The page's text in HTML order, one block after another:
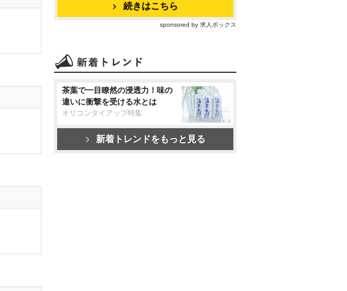
続きはこちら
sponsored by 求人ボックス
茶葉で一目瞭然の浸透力！味の
違いに衝撃を受ける水とは
オリコンタイアップ特集
新着トレンドをもっと見る